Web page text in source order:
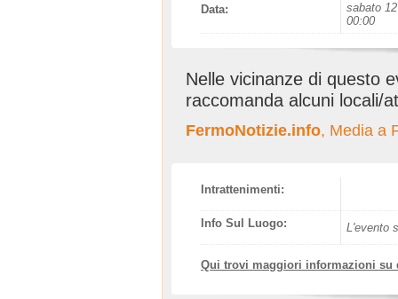
Data:
sabato
00:00
Nelle vicinanze di questo
raccomanda alcuni locali/
FermoNotizie.info, Media a
Intrattenimenti:
Info Sul Luogo: L'evento
Qui trovi maggiori informazioni su